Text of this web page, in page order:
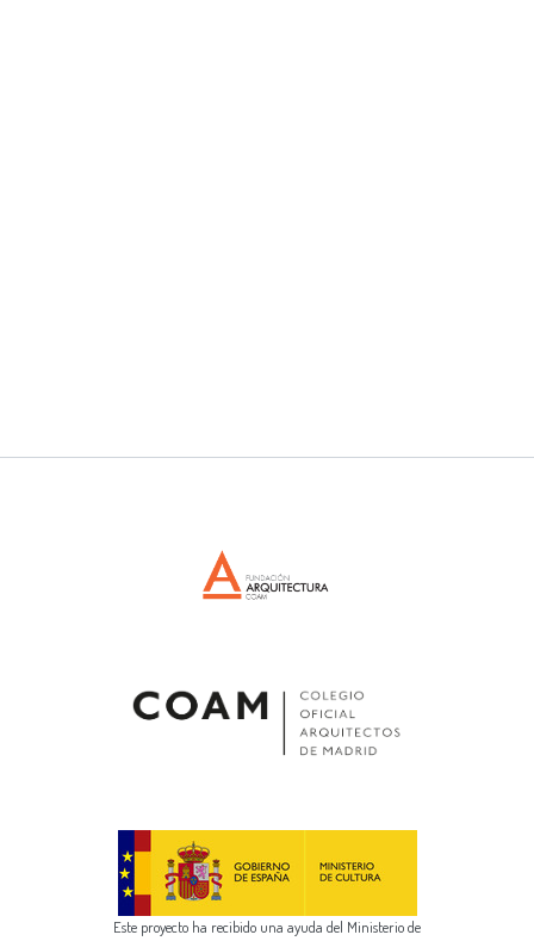
Este proyecto ha recibido una ayuda del Ministerio de
Cultura